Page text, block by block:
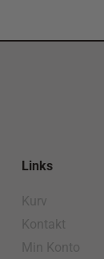
Links
Kurv
Kontakt
Min Konto